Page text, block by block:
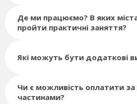
Де ми працюємо? В яких
пройти практичні заняття?
Які можуть бути додаткові
Чи є можливість оплатити за
частинами?